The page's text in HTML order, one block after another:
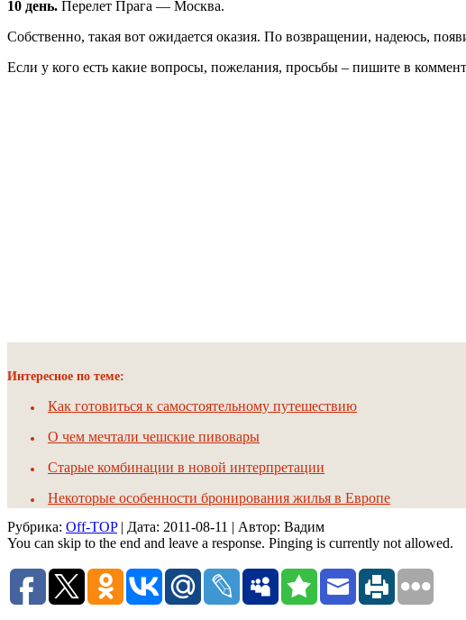
10 день. Перелет Прага — Москва.
Собственно, такая вот ожидается оказия. По возвращении, надеюсь,
Если у кого есть какие вопросы, пожелания, просьбы – пишите в
Интересное по теме:
Как готовиться к самостоятельному путешествию
О чем мечтали чешские пивовары
Старые комбинации в новой интерпретации
Некоторые особенности бронирования жилья в Европе
Рубрика: Off-TOP| Дата: 2011-08-11 | Автор: Вадим
You can skip to the end and leave a response. Pinging is currently not allowed.